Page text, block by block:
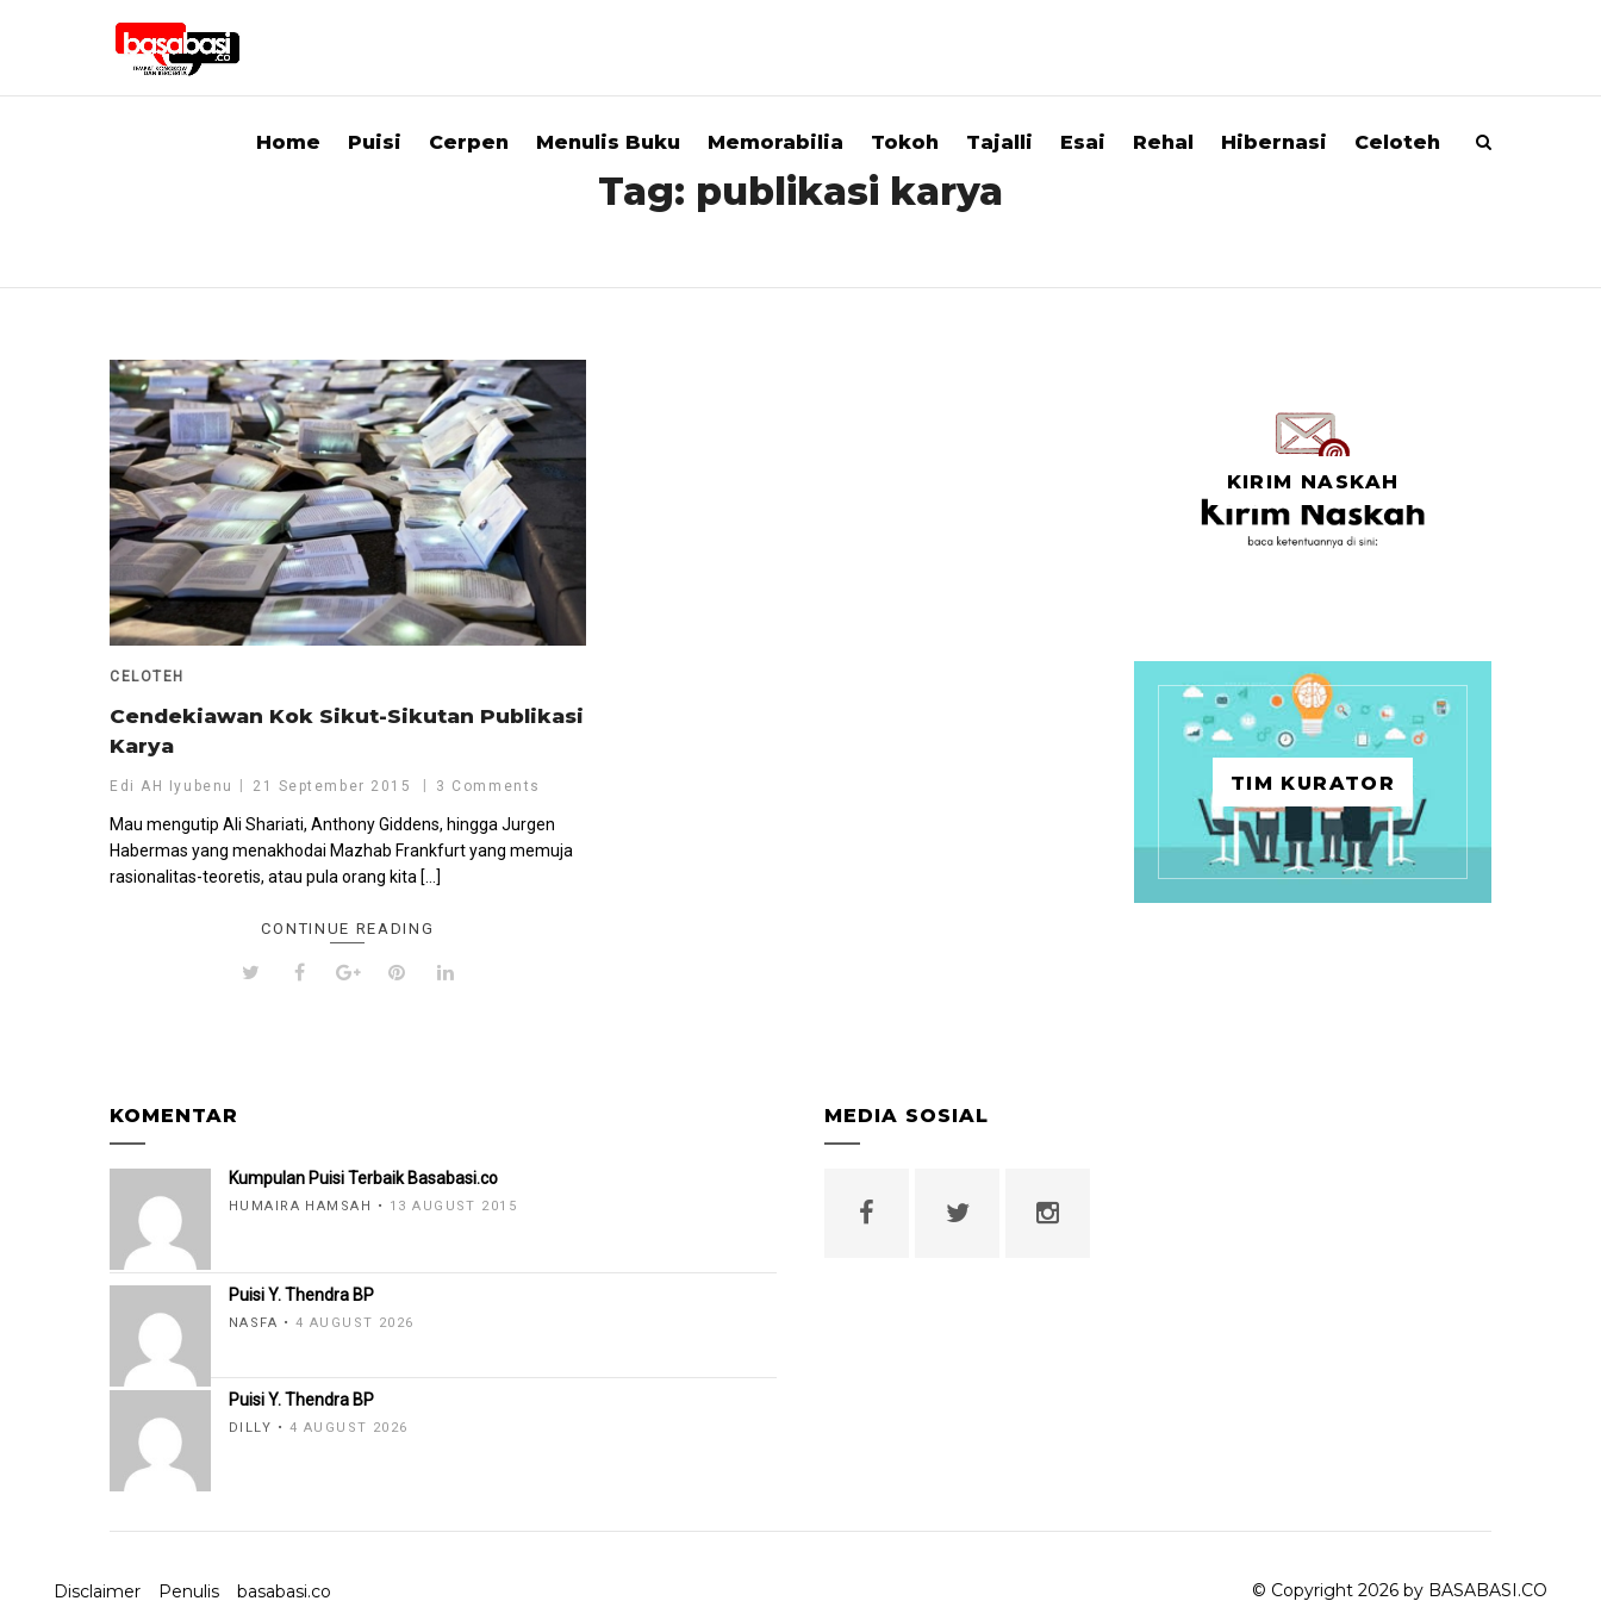
Home Puisi Cerpen Menulis Buku Memorabilia Tokoh Tajalli Esai Rehal Hibernasi Celoteh
Tag: publikasi karya
CELOTEH
Cendekiawan Kok Sikut-Sikutan Publikasi
Karya
Edi AH Iyubenu 21 September 2015 3 Comments
Mau mengutip Ali Shariati, Anthony Giddens, hingga Jurgen
Habermas yang menakhodai Mazhab Frankfurt yang memuja
rasionalitas-teoretis, atau pula orang kita […]
CONTINUE READING
KIRIM NASKAH
TIM KURATOR
KOMENTAR
Kumpulan Puisi Terbaik Basabasi.co
HUMAIRA HAMSAH 13 AUGUST 2015
Puisi Y. Thendra BP
NASFA 4 AUGUST 2026
Puisi Y. Thendra BP
DILLY 4 AUGUST 2026
MEDIA SOSIAL
Disclaimer Penulis basabasi.co © Copyright 2026 by BASABASI.CO